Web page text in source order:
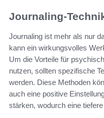
Journaling-
Journaling ist mehr als nur
kann ein wirkungsvolles
Um die Vorteile für
nutzen, sollten spezifische
werden. Diese Methoden
auch eine positive
stärken, wodurch eine